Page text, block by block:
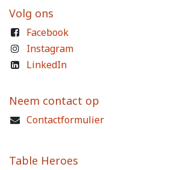
Volg ons
Facebook
Instagram
LinkedIn
Neem contact op
Contactformulier
Table Heroes